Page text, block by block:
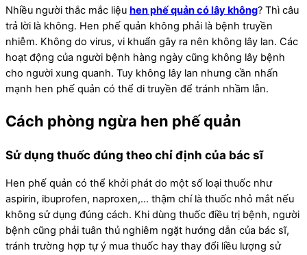
Nhiều người thắc mắc liệu hen phế quản có lây không? Thì câu
trả lời là không. Hen phế quản không phải là bệnh truyền
nhiễm. Không do virus, vi khuẩn gây ra nên không lây lan. Các
hoạt động của người bệnh hàng ngày cũng không lây bệnh
cho người xung quanh. Tuy không lây lan nhưng cần nhấn
mạnh hen phế quản có thể di truyền để tránh nhầm lẫn.
Cách phòng ngừa hen phế quản
Sử dụng thuốc đúng theo chỉ định của bác sĩ
Hen phế quản có thể khởi phát do một số loại thuốc như
aspirin, ibuprofen, naproxen,… thậm chí là thuốc nhỏ mắt nếu
không sử dụng đúng cách. Khi dùng thuốc điều trị bệnh, người
bệnh cũng phải tuân thủ nghiêm ngặt hướng dẫn của bác sĩ,
tránh trường hợp tự ý mua thuốc hay thay đổi liều lượng sử